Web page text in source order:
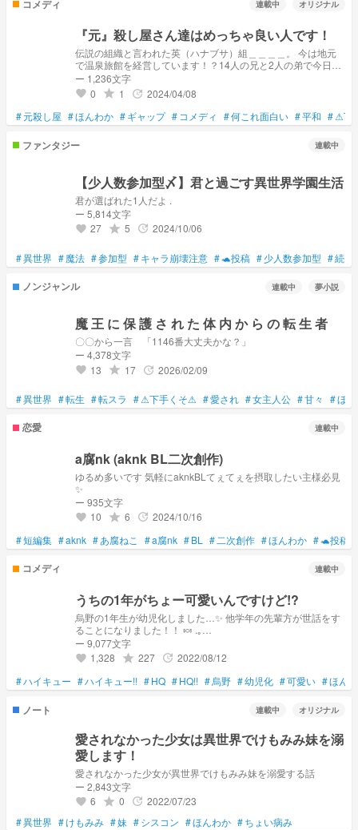
コメディ 連載中 オリジナル
『元』殺し屋さん達はめっちゃ良い人です！
伝説の組織と言われた英（ハナブサ）組＿＿＿＿。 今は地元
で温泉旅館を経営しています！？14人の兄と2人の弟で今日も
お客様に最高峰のおもてなしと最高峰の癒しをご提供します！
ー 1,236文字
favorite 0 grade 1 update 2024/04/08
#元殺し屋 #ほんわか #ギャップ #コメディ #何これ面白い #平和 #⚠下
ファンタジー 連載中
【少人数参加型〆】君と過ごす異世界学園生活
君が選ばれた1人だよ .
ー 5,814文字
favorite 27 grade 5 update 2024/10/06
#異世界 #魔法 #参加型 #キャラ崩壊注意 #🐢投稿 #少人数参加型 #続く
ノンジャンル 連載中 夢小説
魔 王 に 保 護 さ れ た 体 内 か ら の 転 生 者
〇〇から一言 「1146番大丈夫かな？」
ー 4,378文字
favorite 13 grade 17 update 2026/02/09
#異世界 #転生 #転スラ #⚠下手くそ⚠ #愛され #女主人公 #甘々 #ほ
恋愛 連載中
a腐nk (aknk BL二次創作)
ゆるめ多いです 気軽にaknkBLてぇてぇを摂取したい主様必見
✨
ー 935文字
favorite 10 grade 6 update 2024/10/16
#短編集 #aknk #あ腐ねこ #a腐nk #BL #二次創作 #ほんわか #🐢投稿
コメディ 連載中
うちの1年がちょー可愛いんですけど!?
烏野の1年生が幼児化しました…✨ 他学年の先輩方が世話をす
ることになりました！！ 🍬 .｡
______________________________ ｡. 🍬 はぁぁい！！アン
ケートの結果烏野となりまして！！ ただただ、ほんわかして
いる小説です〜！！ 今作もよろしくお願いします🙏✨
ー 9,077文字
favorite 1,328 grade 227 update 2022/08/12
#ハイキュー #ハイキュー!! #HQ #HQ!! #烏野 #幼児化 #可愛い #ほん
ノート 連載中 オリジナル
愛されなかった少女は異世界でけもみみ妹を溺
愛します！
愛されなかった少女が異世界でけもみみ妹を溺愛する話
ー 2,843文字
favorite 6 grade 0 update 2022/07/23
#異世界 #けもみみ #妹 #シスコン #ほんわか #ちょい病み